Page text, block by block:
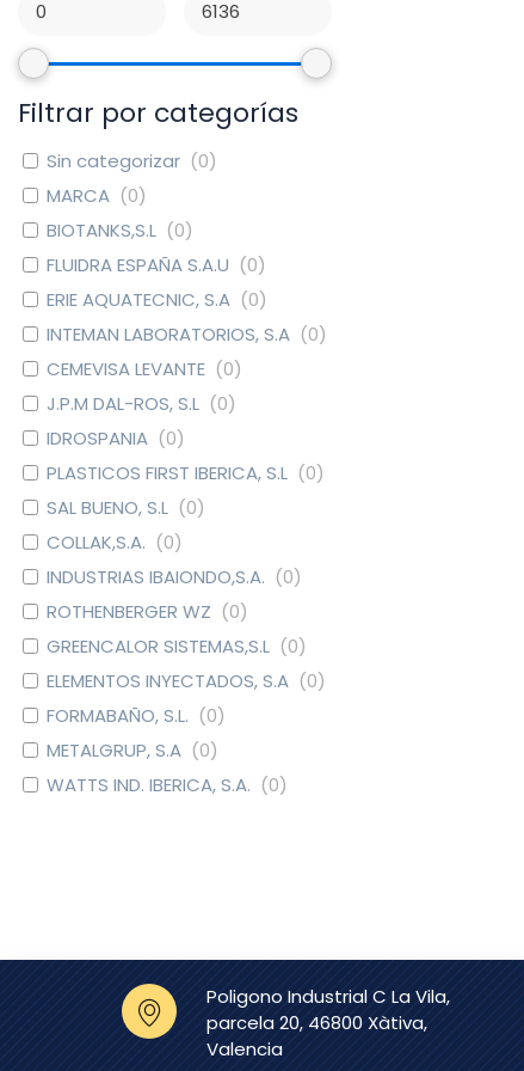
Filtrar por categorías
Sin categorizar (0)
MARCA (0)
BIOTANKS,S.L (0)
FLUIDRA ESPAÑA S.A.U (0)
ERIE AQUATECNIC, S.A (0)
INTEMAN LABORATORIOS, S.A (0)
CEMEVISA LEVANTE (0)
J.P.M DAL-ROS, S.L (0)
IDROSPANIA (0)
PLASTICOS FIRST IBERICA, S.L (0)
SAL BUENO, S.L (0)
COLLAK,S.A. (0)
INDUSTRIAS IBAIONDO,S.A. (0)
ROTHENBERGER WZ (0)
GREENCALOR SISTEMAS,S.L (0)
ELEMENTOS INYECTADOS, S.A (0)
FORMABAÑO, S.L. (0)
METALGRUP, S.A (0)
WATTS IND. IBERICA, S.A. (0)
SIMEX S.L.
(0)
CLINIMAX EQUIPAMIENTOS,
S.L
( 0)
Poligono Industrial C La Vila,
parcela 20, 46800 Xàtiva,
Valencia